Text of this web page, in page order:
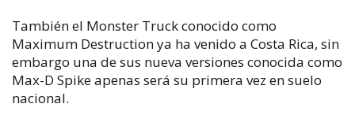
También el Monster Truck conocido como
Maximum Destruction ya ha venido a Costa Rica, sin
embargo una de sus nueva versiones conocida como
Max-D Spike apenas será su primera vez en suelo
nacional.